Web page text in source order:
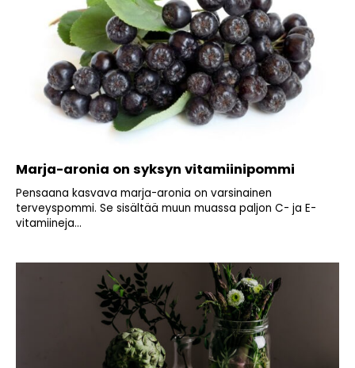
Marja-aronia on syksyn vitamiinipommi
Pensaana kasvava marja-aronia on varsinainen
terveyspommi. Se sisältää muun muassa paljon C- ja E-
vitamiineja...